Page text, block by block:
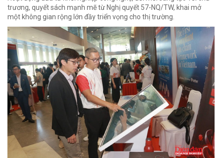
trương, quyết sách mạnh mẽ từ Nghị quyết 57-NQ/TW, khai mở
một không gian rộng lớn đầy triển vọng cho thị trường.